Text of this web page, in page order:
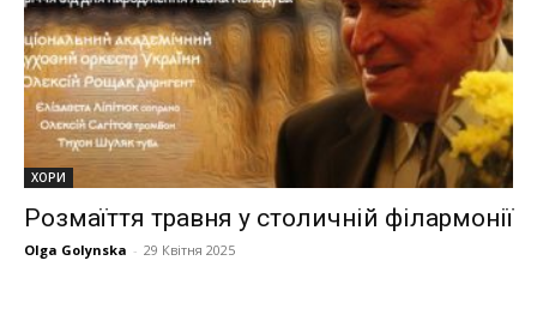
ХОРИ
Розмаїття травня у столичній філармонії
Olga Golynska - 29 Квітня 2025